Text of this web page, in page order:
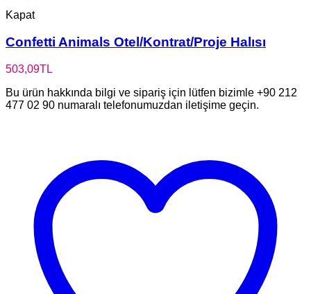
Kapat
Confetti Animals Otel/Kontrat/Proje Halısı
503,09TL
Bu ürün hakkında bilgi ve sipariş için lütfen bizimle +90 212
477 02 90 numaralı telefonumuzdan iletişime geçin.